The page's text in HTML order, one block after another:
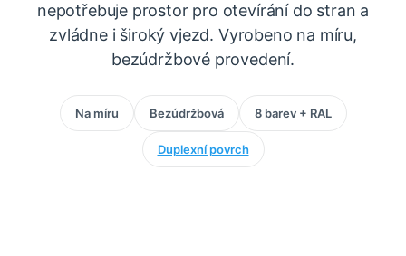
nepotřebuje prostor pro otevírání do stran a
zvládne i široký vjezd. Vyrobeno na míru,
bezúdržbové provedení.
Na míru Bezúdržbová 8 barev + RAL
Duplexní povrch